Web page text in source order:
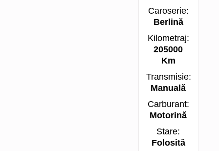
Caroserie:
Berlină
Kilometraj:
205000
Km
Transmisie:
Manuală
Carburant:
Motorină
Stare:
Folosită